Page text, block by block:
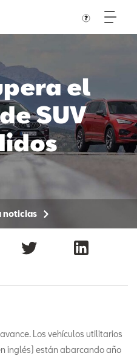
el
SUV
noticias
Los vehículos utilitarios
inglés) están abarcando año